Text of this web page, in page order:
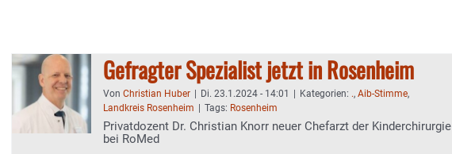
Gefragter Spezialist jetzt in Rosenheim
Von Christian Huber Di. 23.1.2024 - 14:01 Kategorien: ., Aib-Stimme,
Landkreis Rosenheim
Tags: Rosenheim
Privatdozent Dr. Christian Knorr neuer Chefarzt der Kinderchirurgie
bei RoMed